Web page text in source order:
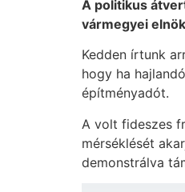
A politikus
vármegyei
Kedden írtunk
hogy ha
építményadót.
A volt fideszes
mérséklését
demonstrálva